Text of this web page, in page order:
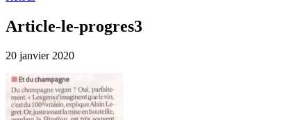
Article-le-progres3
20 janvier 2020